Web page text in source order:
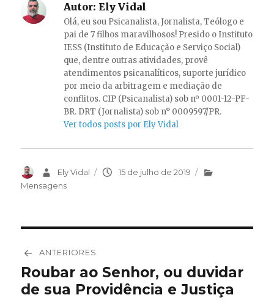
Autor: Ely Vidal
Olá, eu sou Psicanalista, Jornalista, Teólogo e
pai de 7 filhos maravilhosos! Presido o Instituto
IESS (Instituto de Educação e Serviço Social)
que, dentre outras atividades, provê
atendimentos psicanalíticos, suporte jurídico
por meio da arbitragem e mediação de
conflitos. CIP (Psicanalista) sob nº 0001-12-PF-
BR. DRT (Jornalista) sob n° 0009597/PR.
Ver todos posts por Ely Vidal
AutorEly Vidal
Publicado
15 de julho de 2019
Categorias
Mensagens
de
Post
ANTERIORES
Post
anterior:
Roubar ao Senhor, ou duvidar
de sua Providência e Justiça